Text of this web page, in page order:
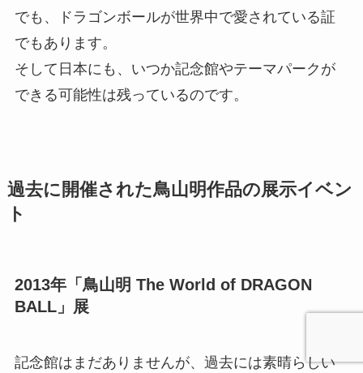
でも、ドラゴンボールが世界中で愛されている証
でもあります。
そして日本にも、いつか記念館やテーマパークが
できる可能性は残っているのです。
過去に開催された鳥山明作品の展示イベン
ト
2013年「鳥山明 The World of DRAGON
BALL」展
記念館はまだありませんが、過去には素晴らしい